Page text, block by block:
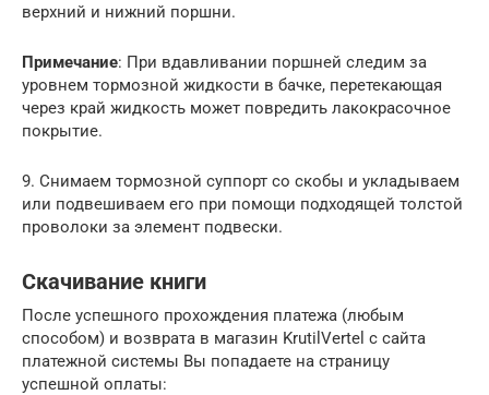
верхний и нижний поршни.
Примечание: При вдавливании поршней следим за
уровнем тормозной жидкости в бачке, перетекающая
через край жидкость может повредить лакокрасочное
покрытие.
9. Снимаем тормозной суппорт со скобы и укладываем
или подвешиваем его при помощи подходящей толстой
проволоки за элемент подвески.
Скачивание книги
После успешного прохождения платежа (любым
способом) и возврата в магазин KrutilVertel с сайта
платежной системы Вы попадаете на страницу
успешной оплаты: